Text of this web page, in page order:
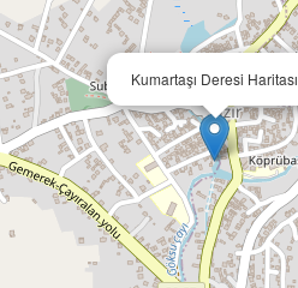
Kumartaşı Deresi Haritası